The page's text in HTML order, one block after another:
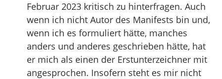
Februar 2023 kritisch zu hinterfragen. Auch
wenn ich nicht Autor des Manifests bin und,
wenn ich es formuliert hätte, manches
anders und anderes geschrieben hätte, hat
er mich als einen der Erstunterzeichner mit
angesprochen. Insofern steht es mir nicht